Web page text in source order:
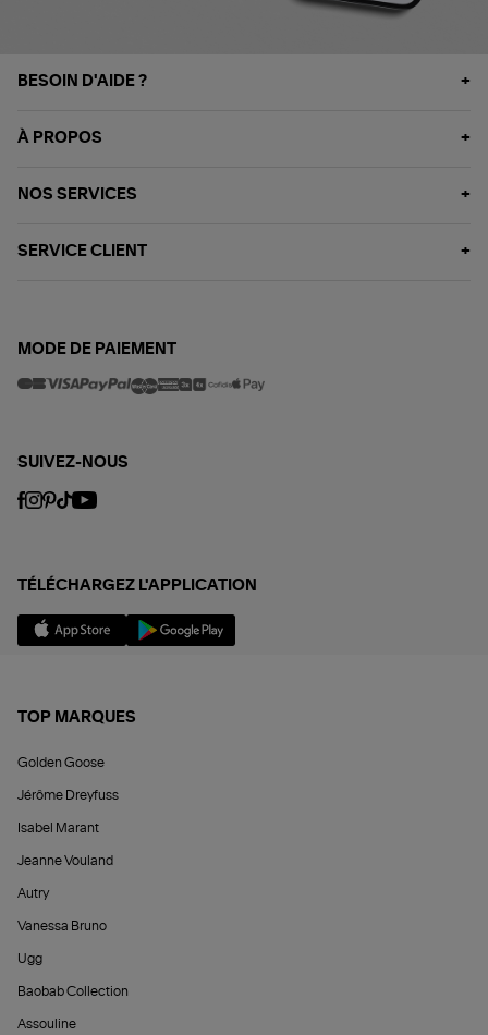
BESOIN D'AIDE ?
À PROPOS
NOS SERVICES
SERVICE CLIENT
MODE DE PAIEMENT
SUIVEZ-NOUS
TÉLÉCHARGEZ L'APPLICATION
TOP MARQUES
Golden Goose
Jérôme Dreyfuss
Isabel Marant
Jeanne Vouland
Autry
Vanessa Bruno
Ugg
Baobab Collection
Assouline